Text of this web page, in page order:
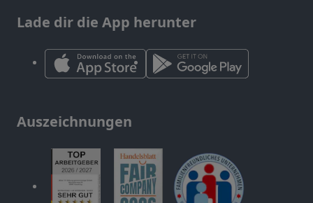
Lade dir die App herunter
Auszeichnungen